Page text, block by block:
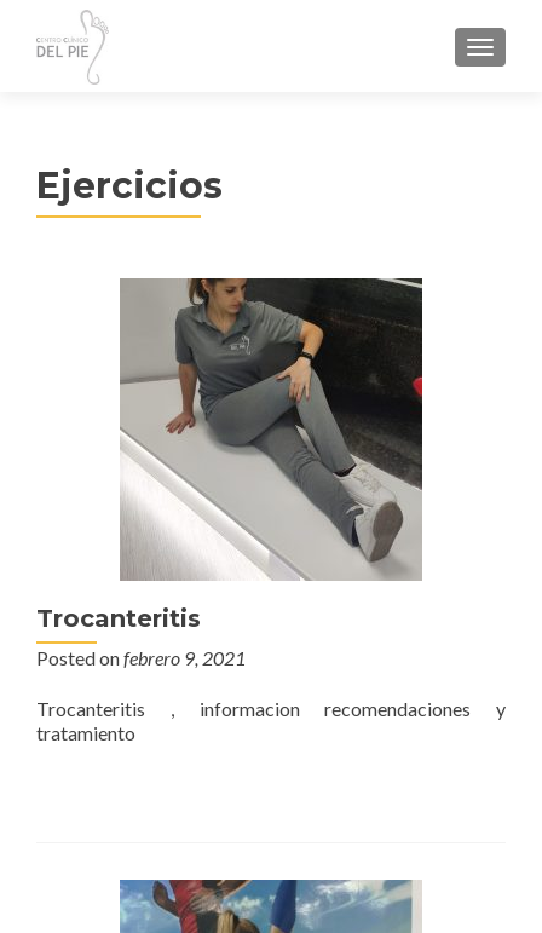
Ejercicios
Trocanteritis
Posted onfebrero 9, 2021
Trocanteritis , informacion recomendaciones y
tratamiento